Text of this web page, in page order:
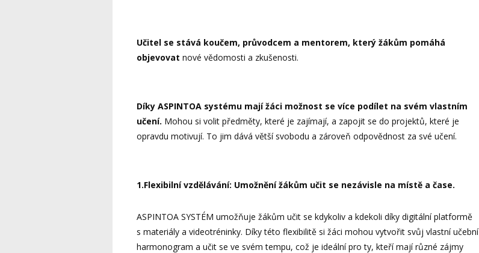
Učitel se stává koučem, průvodcem a mentorem, který žákům pomáhá
objevovat nové vědomosti a zkušenosti.
Díky ASPINTOA systému mají žáci možnost se více podílet na svém vlastním
učení. Mohou si volit předměty, které je zajímají, a zapojit se do projektů, které je
opravdu motivují. To jim dává větší svobodu a zároveň odpovědnost za své učení.
1.Flexibilní vzdělávání: Umožnění žákům učit se nezávisle na místě a čase.
ASPINTOA SYSTÉM umožňuje žákům učit se kdykoliv a kdekoli díky digitální platformě
s materiály a videotréninky. Díky této flexibilitě si žáci mohou vytvořit svůj vlastní učební
harmonogram a učit se ve svém tempu, což je ideální pro ty, kteří mají různé zájmy